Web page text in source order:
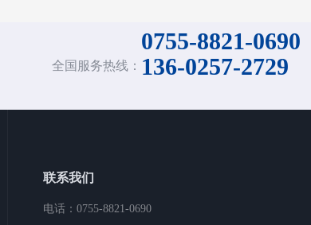
全国服务热线：
0755-8821-0690
136-0257-2729
联系我们
电话：0755-8821-0690